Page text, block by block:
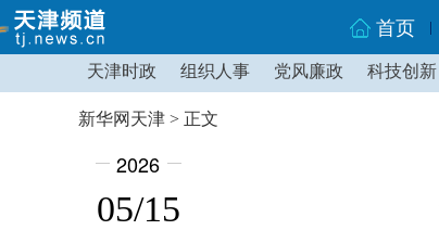
首页
天津时政 组织人事 党风廉政 科技创新
新华网天津 > 正文
2026
05/15